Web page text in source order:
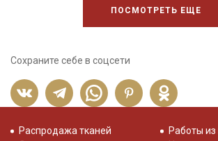
ПОСМОТРЕТЬ ЕЩЕ
Сохраните себе в соцсети
Распродажа тканей
Работы